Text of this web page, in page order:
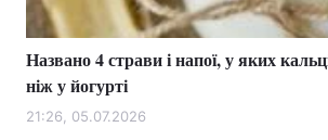
Названо 4 страви і напої, у яких
ніж у йогурті
21:26, 05.07.2026